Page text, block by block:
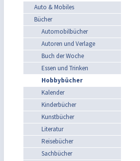
Auto & Mobiles
Bücher
Automobilbücher
Autoren und Verlage
Buch der Woche
Essen und Trinken
Hobbybücher
Kalender
Kinderbücher
Kunstbücher
Literatur
Reisebücher
Sachbücher